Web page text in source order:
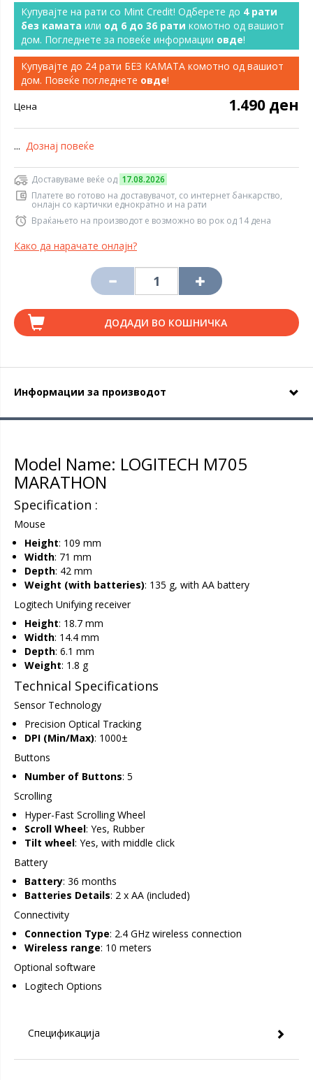
Купувајте на рати со Mint Credit! Одберете до 4 рати
без камата или од 6 до 36 рати комотно од вашиот
дом. Погледнете за повеќе информации овде!
Купувајте до 24 рати БЕЗ КАМАТА комотно од вашиот
дом. Повеќе погледнете овде!
Цена 1.490 ден
... Дознај повеќе
Доставуваме веќе од 17.08.2026
Платете во готово на доставувачот, со интернет банкарство,
онлајн со картички еднократно и на рати
Враќањето на производот е возможно во рок од 14 дена
Како да нарачате онлајн?
ДОДАДИ ВО КОШНИЧКА
Информации за производот
Model Name: LOGITECH M705
MARATHON
Specification :
Mouse
Height: 109 mm
Width: 71 mm
Depth: 42 mm
Weight (with batteries): 135 g, with AA battery
Logitech Unifying receiver
Height: 18.7 mm
Width: 14.4 mm
Depth: 6.1 mm
Weight: 1.8 g
Technical Specifications
Sensor Technology
Precision Optical Tracking
DPI (Min/Max): 1000±
Buttons
Number of Buttons: 5
Scrolling
Hyper-Fast Scrolling Wheel
Scroll Wheel: Yes, Rubber
Tilt wheel: Yes, with middle click
Battery
Battery: 36 months
Batteries Details: 2 x AA (included)
Connectivity
Connection Type: 2.4 GHz wireless connection
Wireless range: 10 meters
Optional software
Logitech Options
Спецификација